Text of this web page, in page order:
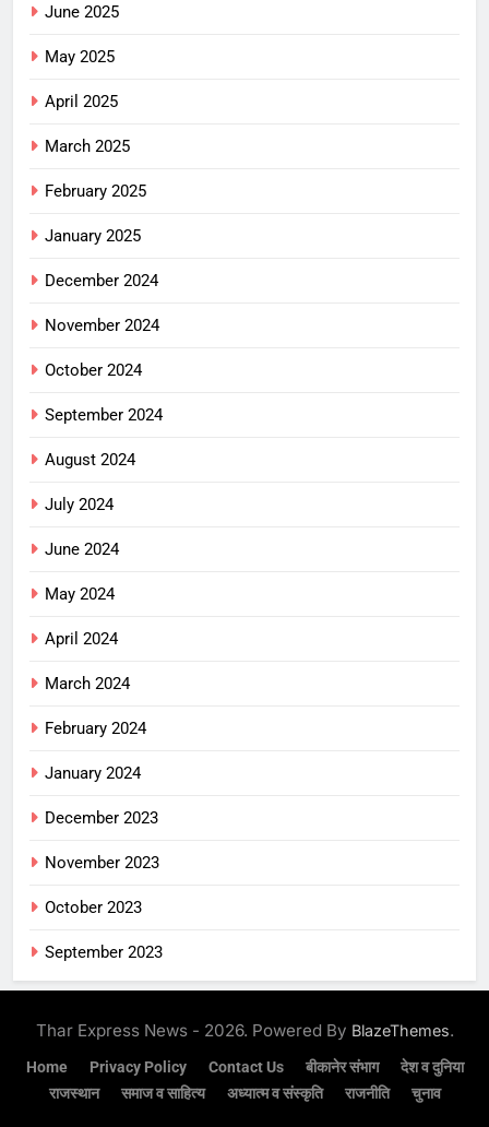
June 2025
May 2025
April 2025
March 2025
February 2025
January 2025
December 2024
November 2024
October 2024
September 2024
August 2024
July 2024
June 2024
May 2024
April 2024
March 2024
February 2024
January 2024
December 2023
November 2023
October 2023
September 2023
Thar Express News - 2026. Powered By BlazeThemes.
Home Privacy Policy Contact Us बीकानेर संभाग
देश व दुनिया
राजस्थान
समाज व साहित्य अध्यात्म व संस्कृति राजनीति चुनाव